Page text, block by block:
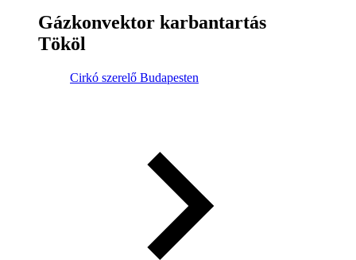
Gázkonvektor karbantartás
Tököl
Cirkó szerelő Budapesten